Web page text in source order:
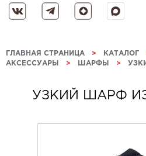
ГЛАВНАЯ СТРАНИЦА > КАТАЛОГ
АКСЕССУАРЫ > ШАРФЫ >
УЗКИЙ ШАРФ